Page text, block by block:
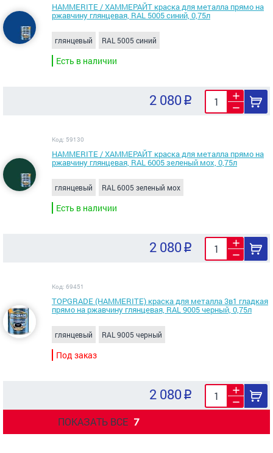
HAMMERITE / ХАММЕРАЙТ краска для металла прямо на
ржавчину глянцевая, RAL 5005 синий, 0,75л
глянцевый RAL 5005 синий
Есть в наличии
2 080
Код: 59130
HAMMERITE / ХАММЕРАЙТ краска для металла прямо на
ржавчину глянцевая, RAL 6005 зеленый мох, 0,75л
глянцевый RAL 6005 зеленый мох
Есть в наличии
2 080
Код: 69451
TOPGRADE (HAMMERITE) краска для металла 3в1 гладкая
прямо на ржавчину глянцевая, RAL 9005 черный, 0,75л
глянцевый RAL 9005 черный
Под заказ
2 080
ПОКАЗАТЬ ВСЕ 7